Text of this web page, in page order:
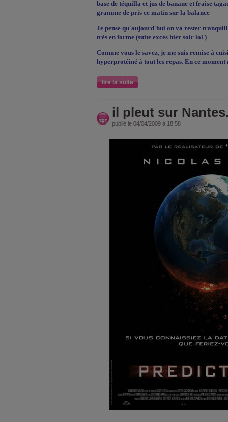
base de téquilla et jus de banane et fraise
gramme de pris ce matin sur la balance
Je pense qu'aujourd'hui on va rester
très en forme (suite excès hier soir lol )
Comme vous le savez, je me suis remise à
hyperprotéiné à tout les repas. En ce
lire la suite
il pleut sur
publié le 04/04/2009 à 18:58